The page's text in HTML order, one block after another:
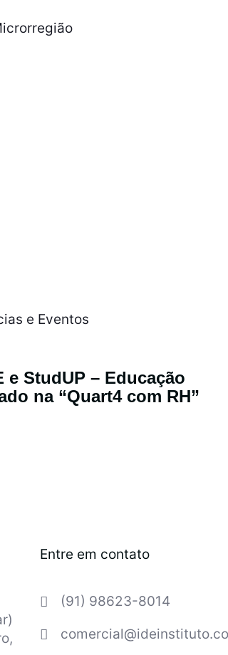
e Eventos
e StudUP – Educação
na “Quart4 com RH”
Entre em contato
(91) 98623-8014